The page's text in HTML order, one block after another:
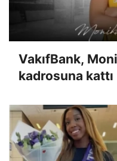
VakıfBank,
kadrosuna kattı